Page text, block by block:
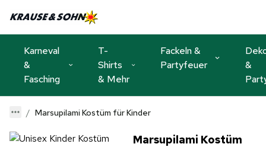
Karneval
&
Fasching
T-
Shirts
& Mehr
Fackeln &
Partyfeuer
&
Marsupilami Kostüm für Kinder
Marsupilami Kostüm